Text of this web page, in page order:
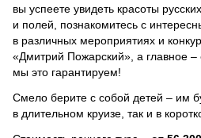
вы успеете увидеть красоты
и полей, познакомитесь с
в различных мероприятиях и
«Дмитрий Пожарский», а главное –
мы это гарантируем!
Смело берите с собой детей – им
в длительном круизе, так и в